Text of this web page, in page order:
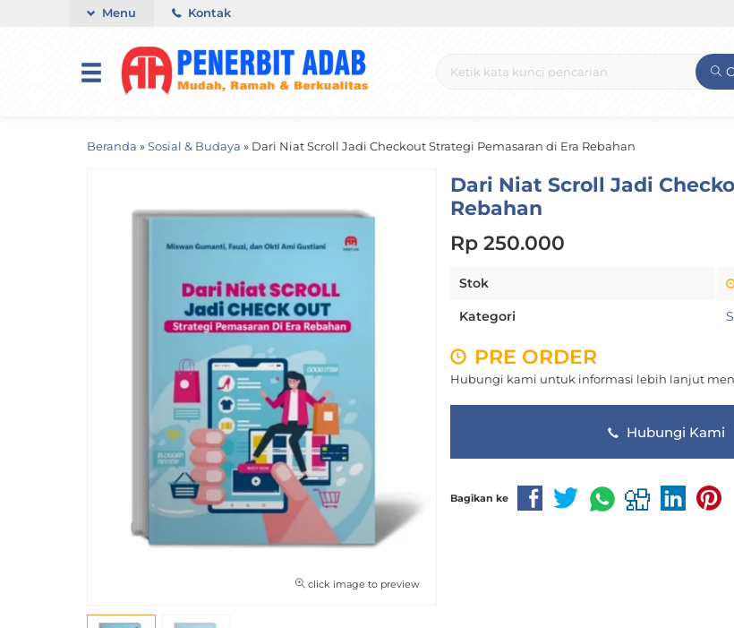
Menu Kontak
Beranda » Sosial & Budaya » Dari Niat Scroll Jadi Checkout Strategi Pemasaran di Era Rebahan
click image to preview
Dari Niat Scroll Jadi
Rebahan
Rp 250.000
Stok
Kategori
PRE ORDER
Hubungi kami untuk informasi lebih lanjut
Hubungi Kami
Bagikan ke